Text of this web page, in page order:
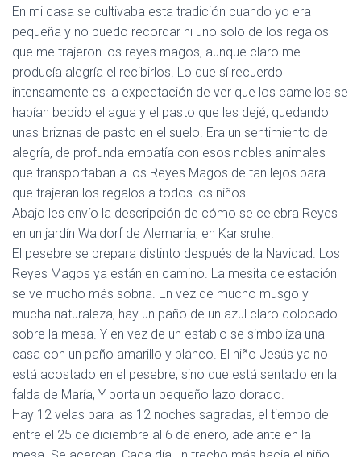
En mi casa se cultivaba esta tradición cuando yo era
pequeña y no puedo recordar ni uno solo de los regalos
que me trajeron los reyes magos, aunque claro me
producía alegría el recibirlos. Lo que sí recuerdo
intensamente es la expectación de ver que los camellos se
habían bebido el agua y el pasto que les dejé, quedando
unas briznas de pasto en el suelo. Era un sentimiento de
alegría, de profunda empatía con esos nobles animales
que transportaban a los Reyes Magos de tan lejos para
que trajeran los regalos a todos los niños.
Abajo les envío la descripción de cómo se celebra Reyes
en un jardín Waldorf de Alemania, en Karlsruhe.
El pesebre se prepara distinto después de la Navidad. Los
Reyes Magos ya están en camino. La mesita de estación
se ve mucho más sobria. En vez de mucho musgo y
mucha naturaleza, hay un paño de un azul claro colocado
sobre la mesa. Y en vez de un establo se simboliza una
casa con un paño amarillo y blanco. El niño Jesús ya no
está acostado en el pesebre, sino que está sentado en la
falda de María, Y porta un pequeño lazo dorado.
Hay 12 velas para las 12 noches sagradas, el tiempo de
entre el 25 de diciembre al 6 de enero, adelante en la